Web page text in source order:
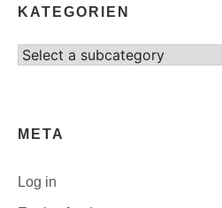
KATEGORIEN
Select
META
Log in